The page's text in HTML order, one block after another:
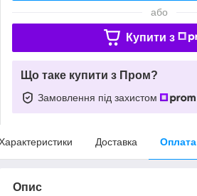
або
Купити з
Що таке купити з Пром?
Замовлення під захистом
Доставка Оплата
Опис